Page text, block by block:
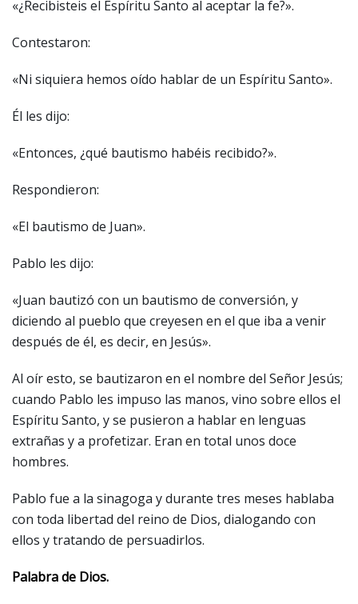
«¿Recibisteis el Espíritu Santo al aceptar la fe?».
Contestaron:
«Ni siquiera hemos oído hablar de un Espíritu Santo».
Él les dijo:
«Entonces, ¿qué bautismo habéis recibido?».
Respondieron:
«El bautismo de Juan».
Pablo les dijo:
«Juan bautizó con un bautismo de conversión, y
diciendo al pueblo que creyesen en el que iba a venir
después de él, es decir, en Jesús».
Al oír esto, se bautizaron en el nombre del Señor Jesús;
cuando Pablo les impuso las manos, vino sobre ellos el
Espíritu Santo, y se pusieron a hablar en lenguas
extrañas y a profetizar. Eran en total unos doce
hombres.
Pablo fue a la sinagoga y durante tres meses hablaba
con toda libertad del reino de Dios, dialogando con
ellos y tratando de persuadirlos.
Palabra de Dios.